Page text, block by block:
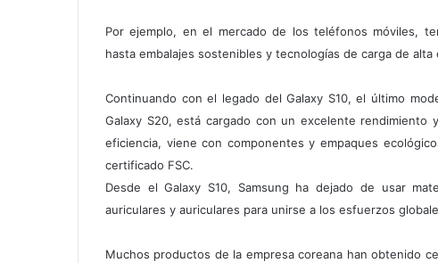
Por ejemplo, en el mercado de los teléfonos móviles,
hasta embalajes sostenibles y tecnologías de carga de alta
Continuando con el legado del Galaxy S10, el último
Galaxy S20, está cargado con un excelente
eficiencia, viene con componentes y empaques
certificado FSC.
Desde el Galaxy S10, Samsung ha dejado de usar
auriculares y auriculares para unirse a los esfuerzos
Muchos productos de la empresa coreana han obtenido